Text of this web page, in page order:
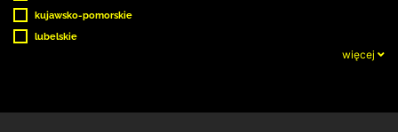
kujawsko-pomorskie
lubelskie
więcej